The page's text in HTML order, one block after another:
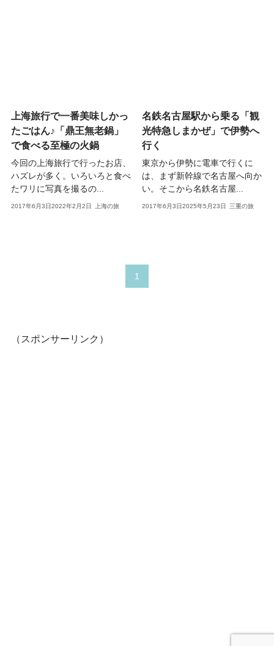
上海旅行で一番美味しかっ
たごはん♪「鼎王無老鍋」
で食べる至極の火鍋
今回の上海旅行で行ったお店、
ハズレが多く。いろいろと食べ
たワリに写真を撮るの...
2017年6月3日2022年2月2日 上海の旅
名鉄名古屋駅から乗る「観
光特急しまかぜ」で伊勢へ
行く
東京から伊勢に電車で行くに
は、まず新幹線で名古屋へ向か
い。そこから名鉄名古屋...
2017年6月3日2025年5月23日 三重の旅
1
（スポンサーリンク）